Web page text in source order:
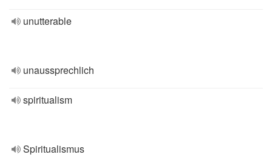
unutterable
unaussprechlich
spiritualism
Spiritualismus